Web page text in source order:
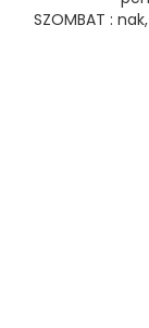
SZOMBAT :